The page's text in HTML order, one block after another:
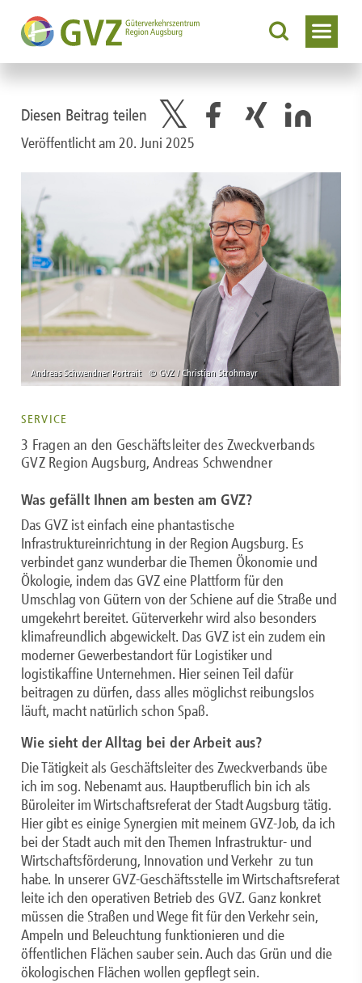
Diesen Beitrag teilen
Veröffentlicht am 20. Juni 2025
SERVICE
3 Fragen an den Geschäftsleiter des Zweckverbands
GVZ Region Augsburg, Andreas Schwendner
Was gefällt Ihnen am besten am GVZ?
Das GVZ ist einfach eine phantastische
Infrastruktureinrichtung in der Region Augsburg. Es
verbindet ganz wunderbar die Themen Ökonomie und
Ökologie, indem das GVZ eine Plattform für den
Umschlag von Gütern von der Schiene auf die Straße und
umgekehrt bereitet. Güterverkehr wird also besonders
klimafreundlich abgewickelt. Das GVZ ist ein zudem ein
moderner Gewerbestandort für Logistiker und
logistikaffine Unternehmen. Hier seinen Teil dafür
beitragen zu dürfen, dass alles möglichst reibungslos
läuft, macht natürlich schon Spaß.
Wie sieht der Alltag bei der Arbeit aus?
Die Tätigkeit als Geschäftsleiter des Zweckverbands übe
ich im sog. Nebenamt aus. Hauptberuflich bin ich als
Büroleiter im Wirtschaftsreferat der Stadt Augsburg tätig.
Hier gibt es einige Synergien mit meinem GVZ-Job, da ich
bei der Stadt auch mit den Themen Infrastruktur- und
Wirtschaftsförderung, Innovation und Verkehr zu tun
habe. In unserer GVZ-Geschäftsstelle im Wirtschaftsreferat
leite ich den operativen Betrieb des GVZ. Ganz konkret
müssen die Straßen und Wege fit für den Verkehr sein,
Ampeln und Beleuchtung funktionieren und die
öffentlichen Flächen sauber sein. Auch das Grün und die
ökologischen Flächen wollen gepflegt sein.